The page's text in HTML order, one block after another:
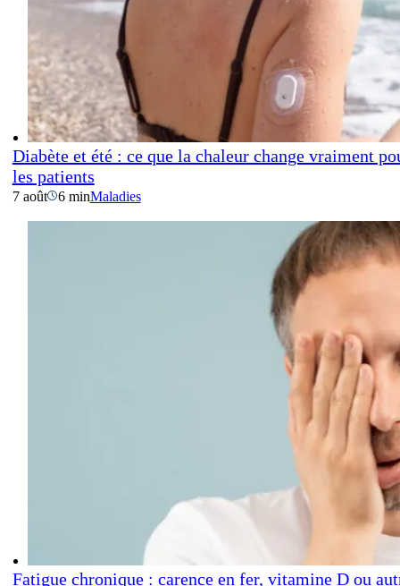
Diabète et été : ce que la chaleur change vraiment
les patients
7 août 6 minMaladies
Fatigue chronique : carence en fer, vitamine D ou